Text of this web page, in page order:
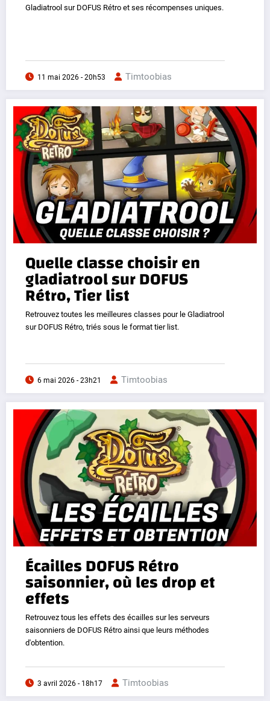
Gladiatrool sur DOFUS Rétro et ses récompenses uniques.
11 mai 2026 - 20h53 Timtoobias
Quelle classe choisir en
gladiatrool sur DOFUS
Rétro, Tier list
Retrouvez toutes les meilleures classes pour le Gladiatrool
sur DOFUS Rétro, triés sous le format tier list.
6 mai 2026 - 23h21 Timtoobias
Écailles DOFUS Rétro
saisonnier, où les drop et
effets
Retrouvez tous les effets des écailles sur les serveurs
saisonniers de DOFUS Rétro ainsi que leurs méthodes
d'obtention.
3 avril 2026 - 18h17 Timtoobias